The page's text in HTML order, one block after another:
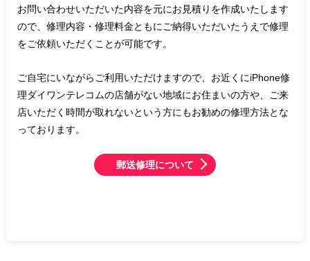
お問い合わせいただいた内容を元にお見積りを作成いたします
ので、修理内容・修理料金ともにご納得いただいたうえで修理
をご依頼いただくことが可能です。
ご自宅にいながらご利用いただけますので、お近くにiPhone修
理ダイワンテレコムの店舗がない地域にお住まいの方や、ご来
店いただく時間が取れないという方にもお勧めの修理方法とな
っております。
郵送修理について